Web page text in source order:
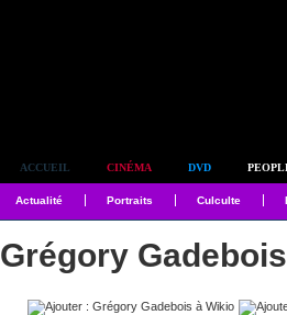
ACCUEIL CINÉMA DVD
Actualité Portraits Culculte
Grégory Gadebois